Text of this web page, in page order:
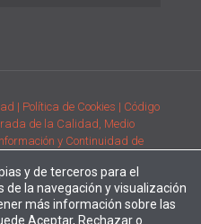
| Política de Cookies | Código
de la Calidad, Medio
y Continuidad de
requisitos ambientales y de
servicio
Enertec forma parte delGrupo
y de terceros para el
la navegación y visualización
más información sobre las
Aceptar, Rechazar o